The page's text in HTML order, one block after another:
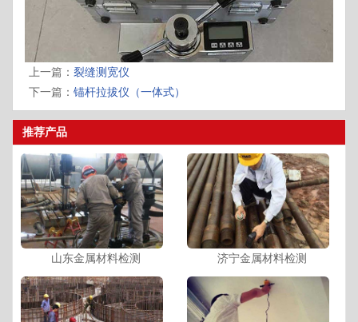
上一篇： 裂缝测宽仪
下一篇： 锚杆拉拔仪（一体式）
推荐产品
山东金属材料检测 济宁金属材料检测